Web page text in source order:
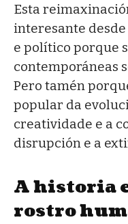
Esta
interesante
e político porque
contemporáneas
Pero tamén
popular da
creatividade e a
disrupción e a
A historia
rostro